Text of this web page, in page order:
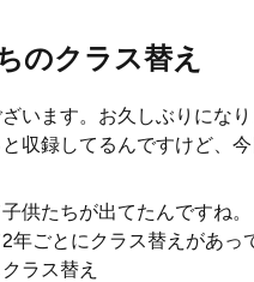
のクラス替え
います。お久しぶりにな
収録してるんですけど、
供たちが出てたんですね
年ごとにクラス替えがあっ
ラス替え